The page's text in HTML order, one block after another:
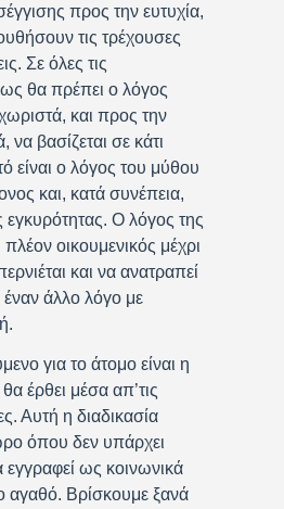
προς την ευτυχία,
τις τρέχουσες
Σε όλες τις
θα πρέπει ο λόγος
και προς την
να βασίζεται σε κάτι
είναι ο λόγος του μύθου
και, κατά συνέπεια,
εγκυρότητας. Ο λόγος της
πλέον οικουμενικός μέχρι
και να ανατραπεί
έναν άλλο λόγο με
για το άτομο είναι η
έρθει μέσα απ’τις
Αυτή η διαδικασία
όπου δεν υπάρχει
εγγραφεί ως κοινωνικά
αγαθό. Βρίσκουμε ξανά